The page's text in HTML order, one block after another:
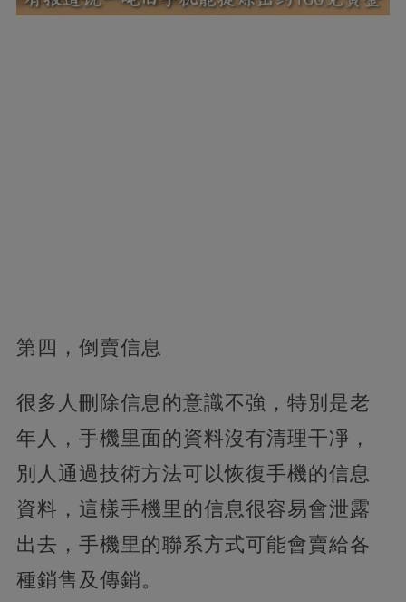
第四， 倒賣信息
很多人刪除信息的意識不強，特別是老
年人，手機里面的資料沒有清理干凈，
別人通過技術方法可以恢復手機的信息
資料，這樣手機里的信息很容易會泄露
出去，手機里的聯系方式可能會賣給各
種銷售及傳銷。